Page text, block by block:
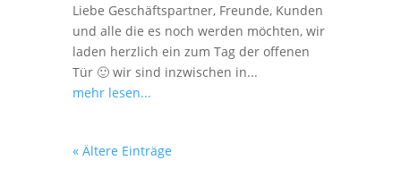
Liebe Geschäftspartner, Freunde, Kunden
und alle die es noch werden möchten, wir
laden herzlich ein zum Tag der offenen
Tür 🙂 wir sind inzwischen in...
mehr lesen...
« Ältere Einträge